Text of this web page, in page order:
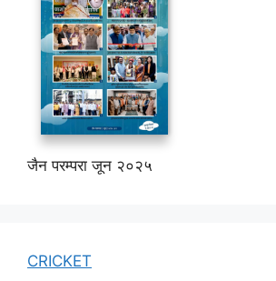
जैन परम्परा जून २०२५
CRICKET